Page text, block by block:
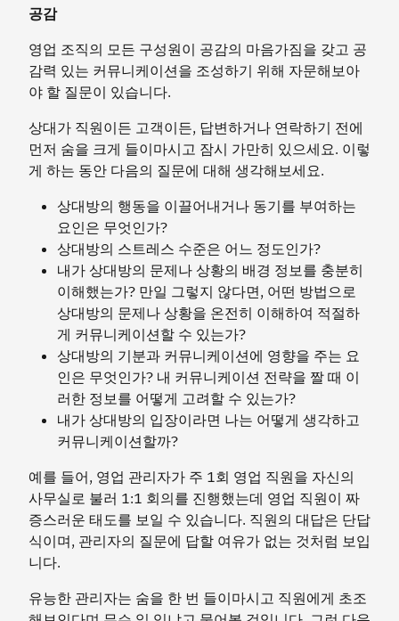
공감
영업 조직의 모든 구성원이 공감의 마음가짐을 갖고 공
감력 있는 커뮤니케이션을 조성하기 위해 자문해보아
야 할 질문이 있습니다.
상대가 직원이든 고객이든, 답변하거나 연락하기 전에
먼저 숨을 크게 들이마시고 잠시 가만히 있으세요. 이렇
게 하는 동안 다음의 질문에 대해 생각해보세요.
상대방의 행동을 이끌어내거나 동기를 부여하는
요인은 무엇인가?
상대방의 스트레스 수준은 어느 정도인가?
내가 상대방의 문제나 상황의 배경 정보를 충분히
이해했는가? 만일 그렇지 않다면, 어떤 방법으로
상대방의 문제나 상황을 온전히 이해하여 적절하
게 커뮤니케이션할 수 있는가?
상대방의 기분과 커뮤니케이션에 영향을 주는 요
인은 무엇인가? 내 커뮤니케이션 전략을 짤 때 이
러한 정보를 어떻게 고려할 수 있는가?
내가 상대방의 입장이라면 나는 어떻게 생각하고
커뮤니케이션할까?
예를 들어, 영업 관리자가 주 1회 영업 직원을 자신의
사무실로 불러 1:1 회의를 진행했는데 영업 직원이 짜
증스러운 태도를 보일 수 있습니다. 직원의 대답은 단답
식이며, 관리자의 질문에 답할 여유가 없는 것처럼 보입
니다.
유능한 관리자는 숨을 한 번 들이마시고 직원에게 초조